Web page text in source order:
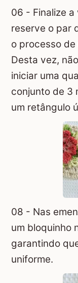
06 - Finalize
reserve o par
o processo
Desta vez,
iniciar uma
conjunto de 3
um retângulo
08 - Nas
um bloquinho
garantindo
uniforme.